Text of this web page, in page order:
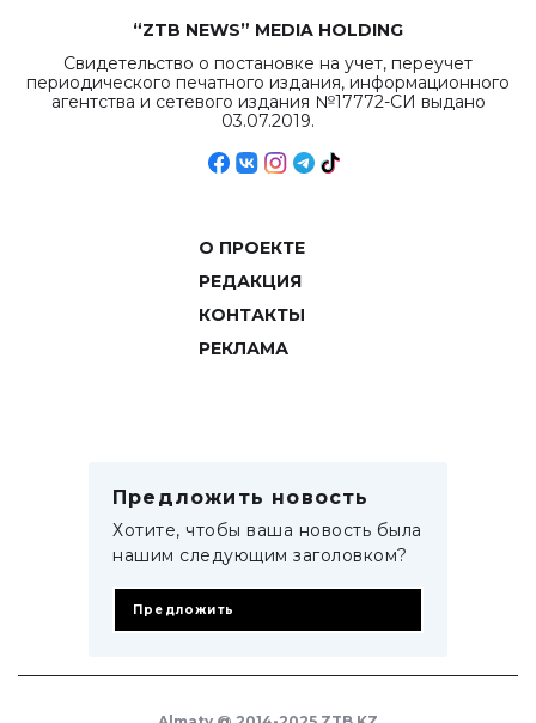
“ZTB NEWS” MEDIA HOLDING
Свидетельство о постановке на учет, переучет
периодического печатного издания, информационного
агентства и сетевого издания №17772-СИ выдано
03.07.2019.
О ПРОЕКТЕ
РЕДАКЦИЯ
КОНТАКТЫ
РЕКЛАМА
Предложить новость
Хотите, чтобы ваша новость была
нашим следующим заголовком?
Предложить